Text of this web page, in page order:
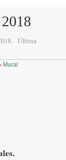
Última
Mural